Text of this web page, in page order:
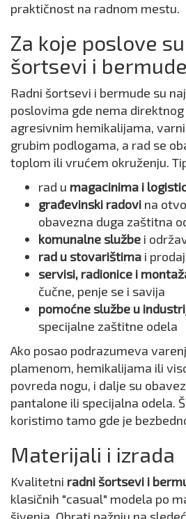
praktičnost na radnom mestu.
Za koje poslove
šortsevi i
Radni šortsevi i bermude su
poslovima gde nema
agresivnim hemikalijama,
grubim podlogama, a rad se
toplom ili vrućem okruženju.
rad u magacinima i
građevinski radovi na
obavezna duga zaštitna
komunalne službe i
rad u stovarištima i
servisi, radionice i
čučne, penje se i savija
pomoćne službe u
specijalne zaštitne odela
Ako posao podrazumeva
plamenom, hemikalijama ili
povreda nogu, i dalje su
pantalone ili specijalna odela.
koristimo tamo gde je
Materijali i izrada
Kvalitetni radni šortsevi i
klasičnih "casual" modela po